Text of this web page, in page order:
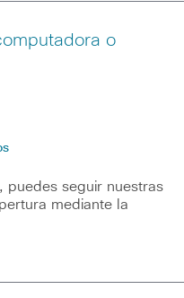
o
puedes seguir nuestras
mediante la